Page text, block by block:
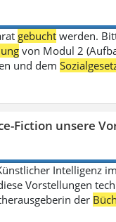
gebucht werden.
von Modul 2
und dem
Fiction unsere
Intelligenz
Vorstellungen
der